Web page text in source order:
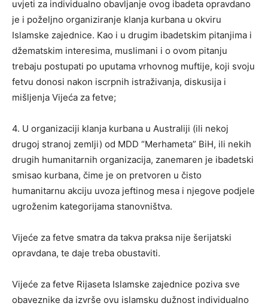
uvjeti za individualno obavljanje ovog ibadeta opravdano
je i poželjno organiziranje klanja kurbana u okviru
Islamske zajednice. Kao i u drugim ibadetskim pitanjima i
džematskim interesima, muslimani i o ovom pitanju
trebaju postupati po uputama vrhovnog muftije, koji svoju
fetvu donosi nakon iscrpnih istraživanja, diskusija i
mišljenja Vijeća za fetve;
4. U organizaciji klanja kurbana u Australiji (ili nekoj
drugoj stranoj zemlji) od MDD “Merhameta” BiH, ili nekih
drugih humanitarnih organizacija, zanemaren je ibadetski
smisao kurbana, čime je on pretvoren u čisto
humanitarnu akciju uvoza jeftinog mesa i njegove podjele
ugroženim kategorijama stanovništva.
Vijeće za fetve smatra da takva praksa nije šerijatski
opravdana, te daje treba obustaviti.
Vijeće za fetve Rijaseta Islamske zajednice poziva sve
obaveznike da izvrše ovu islamsku dužnost individualno